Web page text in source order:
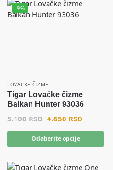
-9%
LOVACKE ČIZME
Tigar Lovačke čizme
Balkan Hunter 93036
5.100RSD 4.650 RSD
Odaberite opcije